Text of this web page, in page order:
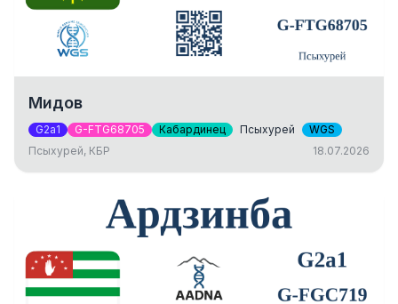
Мидов
G2a1 G-FTG68705 Кабардинец Псыхурей
WGS
Псыхурей, КБР
18.07.2026